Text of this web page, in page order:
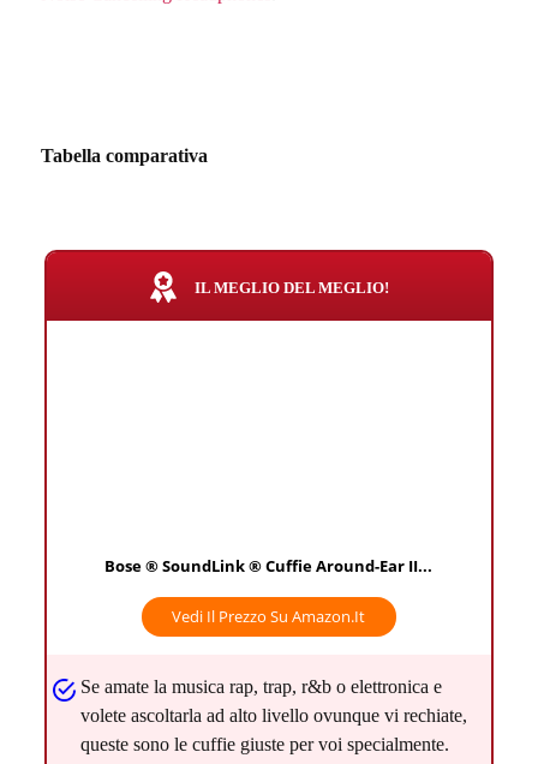
Tabella comparativa
IL MEGLIO DEL MEGLIO!
Bose ® SoundLink ® Cuffie Around-Ear II...
Vedi Il Prezzo Su Amazon.it
Se amate la musica rap, trap, r&b o elettronica e
volete ascoltarla ad alto livello ovunque vi rechiate,
queste sono le cuffie giuste per voi specialmente.